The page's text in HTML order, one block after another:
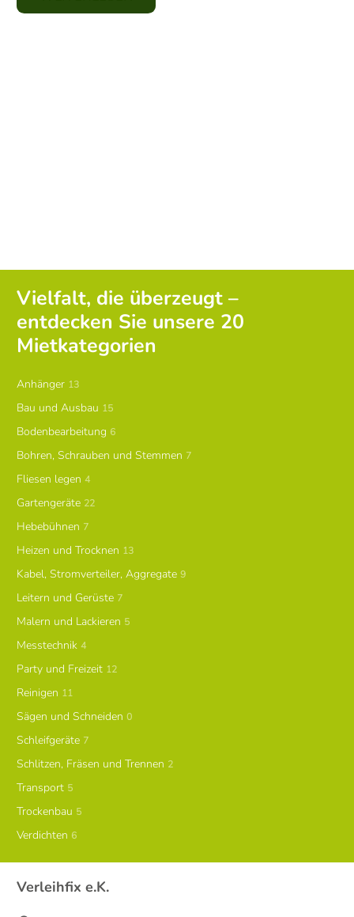
Vielfalt, die überzeugt –
entdecken Sie unsere 20
Mietkategorien
Anhänger 13
Bau und Ausbau 15
Bodenbearbeitung 6
Bohren, Schrauben und Stemmen 7
Fliesen legen 4
Gartengeräte 22
Hebebühnen 7
Heizen und Trocknen 13
Kabel, Stromverteiler, Aggregate 9
Leitern und Gerüste 7
Malern und Lackieren 5
Messtechnik 4
Party und Freizeit 12
Reinigen 11
Sägen und Schneiden 0
Schleifgeräte 7
Schlitzen, Fräsen und Trennen 2
Transport 5
Trockenbau 5
Verdichten 6
Verleihfix e.K.